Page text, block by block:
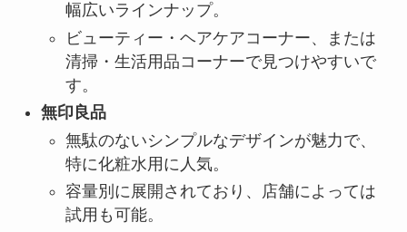
幅広いラインナップ。
ビューティー・ヘアケアコーナー、または
清掃・生活用品コーナーで見つけやすいで
す。
無印良品
無駄のないシンプルなデザインが魅力で、
特に化粧水用に人気。
容量別に展開されており、店舗によっては
試用も可能。